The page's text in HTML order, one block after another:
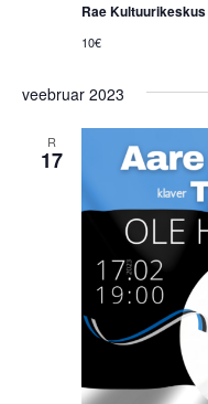
Rae Kultuurikeskus
10€
veebruar 2023
R
17